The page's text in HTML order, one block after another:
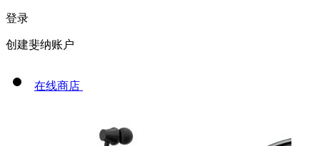
登录
创建斐纳账户
在线商店